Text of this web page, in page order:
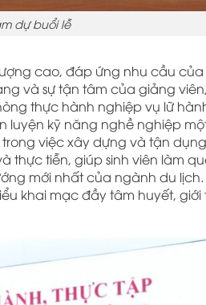
dự buổi lễ
cao, đáp ứng nhu cầu của
và sự tận tâm của giảng
thực hành nghiệp vụ lữ
luyện kỹ năng nghề nghiệp
việc xây dựng và tận
tiễn, giúp sinh viên làm
mới nhất của ngành du lịch.
khai mạc đầy tâm huyết, giới